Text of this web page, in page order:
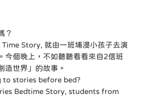
？
Story, 就由一班埔浸小孩子去演
今個晚上，不如聽聽看看來自2信班
造世界」的故事。
to stories before bed?
Bedtime Story, students from